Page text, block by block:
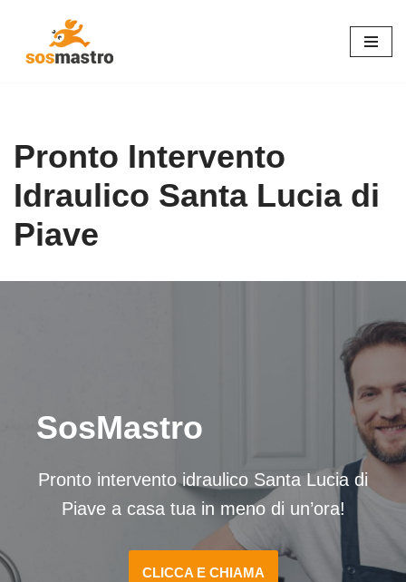
Pronto Intervento
Idraulico Santa Lucia di
Piave
SosMastro
Pronto intervento idraulico Santa Lucia di
Piave a casa tua in meno di un’ora!
CLICCA E CHIAMA